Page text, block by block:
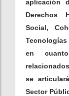
aplicación
Derechos
Social,
en
se
Sector